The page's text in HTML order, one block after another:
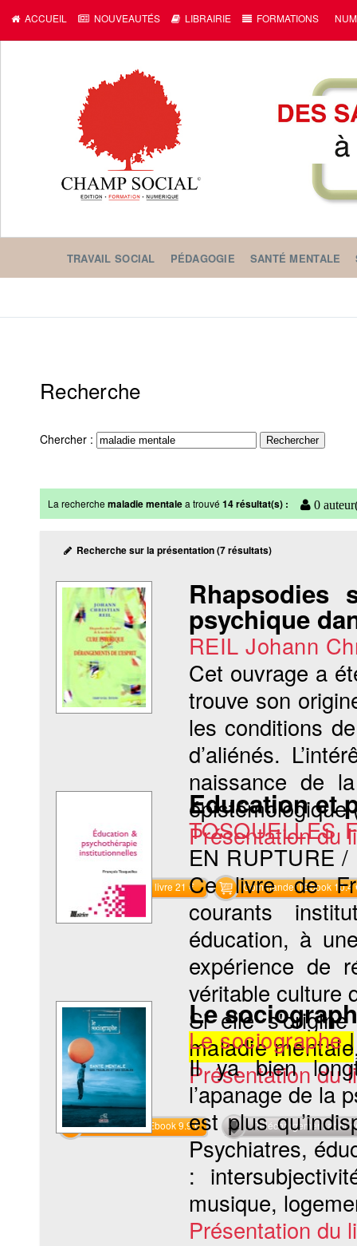
ACCUEIL NOUVEAUTÉS LIBRAIRIE FORMATIONS
TRAVAIL SOCIAL PÉDAGOGIE SANTÉ MENTALE
Recherche
Chercher :
La recherchemaladie mentalea trouvé14 résultat(s) : 0
Recherche sur la présentation (7 résultats)
psychique
REIL Johann
Cet ouvrage a
trouve son
les conditions
d’aliénés.
naissance de
Présentation du
Commander le livre 21 € Commander l'Ebook 10.4
Education et
TOSQUELLES
EN RUPTURE
Ce livre de
courants
éducation, à
expérience de
véritable culture
Si elle
maladie mentale
Présentation du
Commander l'Ebook 9.9 € Téléchargement
Le
Le sociographe
Il ya bien
l’apanage de la
est plus
Psychiatres,
:
musique,
Présentation du